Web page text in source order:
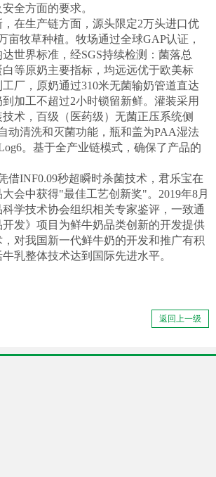
全方面的要求。
，在生产链方面，源头限定2万头进口优
亩牧草种植。牧场通过全球GAP认证，
世界标准，经SGS持续检测：菌落总
等原奶主要指标，均远远优于欧美标
厂，原奶通过310米无菌输奶管道直达
加工不超过2小时锁留新鲜。灌装采用
术，百级（医药级）无菌正压系统侧
动清洗和灭菌功能，瓶和盖为PAA湿法
。基于全产业链模式，确保了产品的
借INF0.09秒超瞬时杀菌技术，君乐宝在
大会中获得"最佳工艺创新奖"。 2019年8月
科学技术协会组织相关专家鉴评，一致通
发》项目为鲜牛奶品类创新的开发提供
对我国新一代鲜牛奶的开发和推广有积
牛乳整体技术达到国际先进水平。
返回上一级